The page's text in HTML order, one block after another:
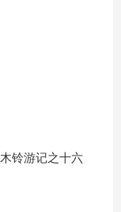
铃游记之十六